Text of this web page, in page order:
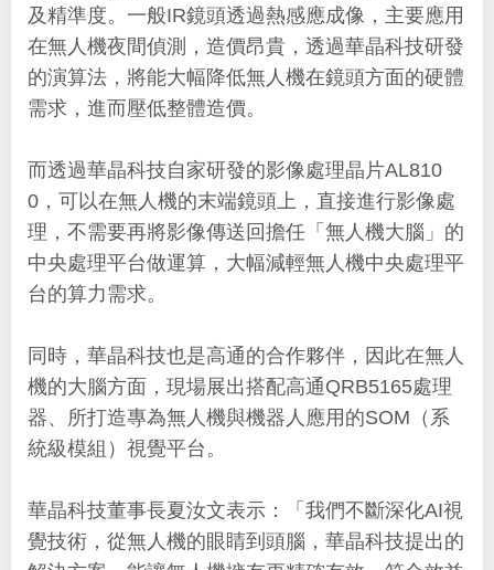
及精準度。一般IR鏡頭透過熱感應成像，主要應用
在無人機夜間偵測，造價昂貴，透過華晶科技研發
的演算法，將能大幅降低無人機在鏡頭方面的硬體
需求，進而壓低整體造價。
而透過華晶科技自家研發的影像處理晶片AL810
0，可以在無人機的末端鏡頭上，直接進行影像處
理，不需要再將影像傳送回擔任「無人機大腦」的
中央處理平台做運算，大幅減輕無人機中央處理平
台的算力需求。
同時，華晶科技也是高通的合作夥伴，因此在無人
機的大腦方面，現場展出搭配高通QRB5165處理
器、所打造專為無人機與機器人應用的SOM（系
統級模組）視覺平台。
華晶科技董事長夏汝文表示：「我們不斷深化AI視
覺技術，從無人機的眼睛到頭腦，華晶科技提出的